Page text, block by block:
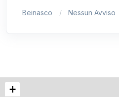
Beinasco Nessun Avviso
+